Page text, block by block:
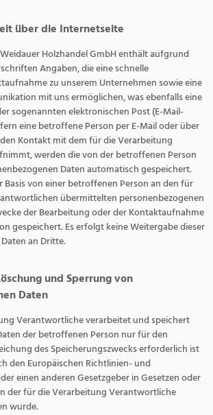
über die Internetseite
Holzhandel GmbH enthält aufgrund
Angaben, die eine schnelle
zu unserem Unternehmen sowie eine
mit uns ermöglichen, was ebenfalls eine
sogenannten elektronischen Post (E-Mail-
eine betroffene Person per E-Mail oder über
Kontakt mit dem für die Verarbeitung
werden die von der betroffenen Person
Daten automatisch gespeichert.
Basis von einer betroffenen Person an den für
übermittelten personenbezogenen
der Bearbeitung oder der Kontaktaufnahme
gespeichert. Es erfolgt keine Weitergabe dieser
an Dritte.
und Sperrung von
Daten
Verantwortliche verarbeitet und speichert
der betroffenen Person nur für den
des Speicherungszwecks erforderlich ist
den Europäischen Richtlinien- und
einen anderen Gesetzgeber in Gesetzen oder
der für die Verarbeitung Verantwortliche
wurde.